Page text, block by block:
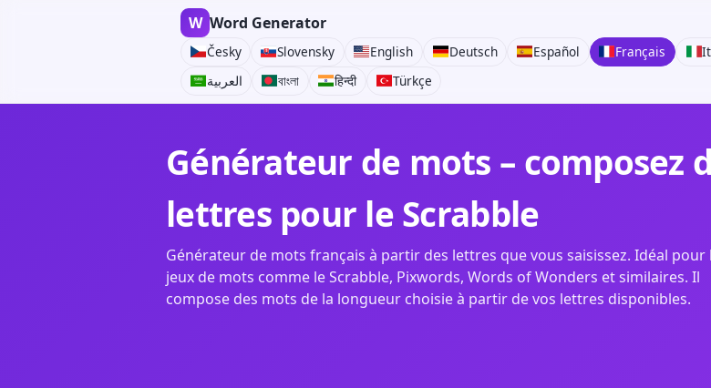
W Word Generator
Česky Slovensky English Deutsch Español Français
العربية
বাংলা हिन्दी Türkçe
Générateur de mots – composez
lettres pour le Scrabble
Générateur de mots français à partir des lettres que vous saisissez. Idéal pour
jeux de mots comme le Scrabble, Pixwords, Words of Wonders et similaires. Il
compose des mots de la longueur choisie à partir de vos lettres disponibles.